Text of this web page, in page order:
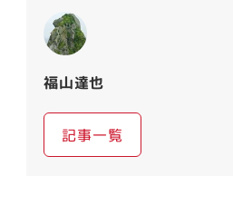
福山達也
記事一覧